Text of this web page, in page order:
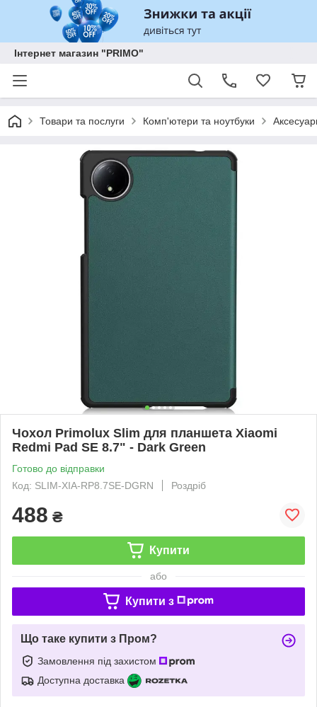
Інтернет магазин "PRIMO"
Товари та послуги Комп'ютери та ноутбуки
Чохол Primolux Slim для планшета Xiaomi
Redmi Pad SE 8.7" - Dark Green
Готово до відправки
Код: SLIM-XIA-RP8.7SE-DGRN
Роздріб
488 ₴
Купити
або
Купити з
Що таке купити з Пром?
Замовлення під захистом
Доступна доставка